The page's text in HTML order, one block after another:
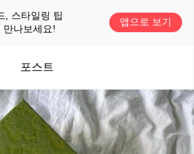
, 스타일링 팁
나보세요!
앱으로 보기
포스트